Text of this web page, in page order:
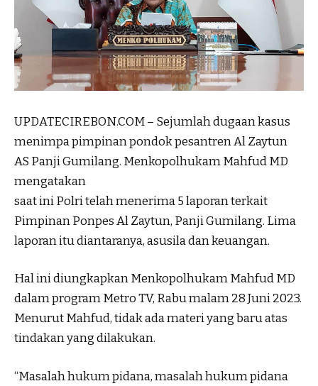
UPDATECIREBON.COM – Sejumlah dugaan kasus
menimpa pimpinan pondok pesantren Al Zaytun
AS Panji Gumilang. Menkopolhukam Mahfud MD
mengatakan
saat ini Polri telah menerima 5 laporan terkait
Pimpinan Ponpes Al Zaytun, Panji Gumilang. Lima
laporan itu diantaranya, asusila dan keuangan.
Hal ini diungkapkan Menkopolhukam Mahfud MD
dalam program Metro TV, Rabu malam 28 Juni 2023.
Menurut Mahfud, tidak ada materi yang baru atas
tindakan yang dilakukan.
“Masalah hukum pidana, masalah hukum pidana